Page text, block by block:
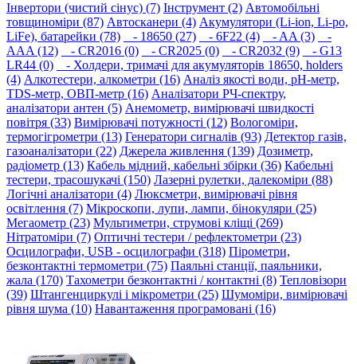
Інвертори (чистий сінус) (7) Інструмент (2) Автомобільні
товщиноміри (87) Автосканери (4) Акумулятори (Li-ion, Li-po,
LiFe), батарейки (78)
- 18650 (27) - 6F22 (4) - AA (3)
-
AAA (12)
- CR2016 (0) - CR2025 (0) - CR2032 (9)
- G13
LR44 (0)
- Холдери, тримачі для акумуляторів 18650, holders
(4) Алкотестери, алкометри (16) Аналіз якості води, pH-метр,
TDS-метр, ОВП-метр (16) Аналізатори РЧ-спектру,
аналізатори антен (5) Анемометр, вимірювачі швидкості
повітря (33) Вимірювачі потужності (12) Вологоміри,
термогігрометри (13) Генератори сигналів (93) Детектор газів,
газоаналізатори (22) Джерела живлення (139) Дозиметр,
радіометр (13) Кабель мідний, кабельні збірки (36) Кабельні
тестери, трасошукачі (150) Лазерні рулетки, далекоміри (88)
Логічні аналізатори (4) Люксметри, вимірювачі рівня
освітлення (7) Мікроскопи, лупи, лампи, бінокуляри (25)
Мегаометр (23) Мультиметри, струмові кліщі (269)
Нітратоміри (7) Оптичні тестери / рефлектометри (23)
Осцилографи, USB - осцилографи (318) Пірометри,
безконтактні термометри (75) Паяльні станції, паяльники,
жала (170) Тахометри безконтактні / контактні (8) Тепловізори
(39) Штангенциркулі і мікрометри (25) Шумоміри, вимірювачі
рівня шума (10) Навантаження програмовані (16)